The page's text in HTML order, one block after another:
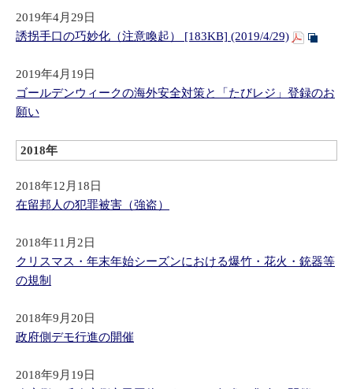
​2019年4月29日
誘拐手口の巧妙化（注意喚起） [183KB] (2019/4/29)
2019年4月19日
ゴールデンウィークの海外安全対策と「たびレジ」登録のお
願い
2018年
2018年12月18日
在留邦人の犯罪被害（強盗）
2018年11月2日
クリスマス・年末年始シーズンにおける爆竹・花火・銃器等
の規制
2018年9月20日
政府側デモ行進の開催
2018年9月19日